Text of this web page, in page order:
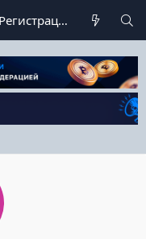
Регистрация